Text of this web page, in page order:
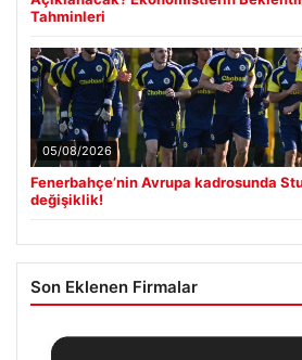
Tahminleri
05/08/2026
Fenerbahçe’nin Avrupa kadrosunda
değişiklik!
Son Eklenen Firmalar